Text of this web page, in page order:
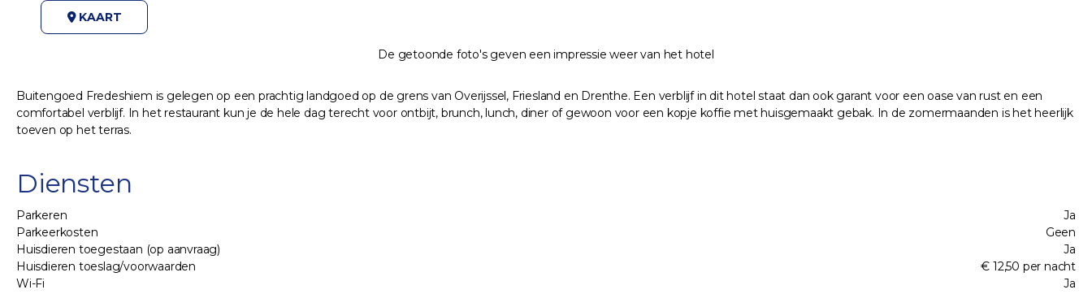
KAART
De getoonde foto's geven een impressie weer van het hotel
Buitengoed Fredeshiem is gelegen op een prachtig landgoed op de grens van Overijssel, Friesland en Drenthe. Een verblijf in dit hotel staat dan ook garant voor een oase van rust en een
comfortabel verblijf. In het restaurant kun je de hele dag terecht voor ontbijt, brunch, lunch, diner of gewoon voor een kopje koffie met huisgemaakt gebak. In de zomermaanden is het heerlijk
toeven op het terras.
Diensten
Parkeren
Ja
Parkeerkosten
Geen
Huisdieren toegestaan (op aanvraag)
Ja
Huisdieren toeslag/voorwaarden
€ 12,50 per nacht
Wi-Fi
Ja